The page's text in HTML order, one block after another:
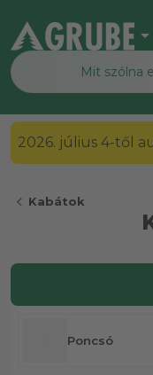
arrow_drop_down
2026. július 4-től
chevron_left Kabátok
Poncsó